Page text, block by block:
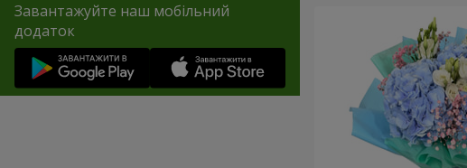
Завантажуйте наш мобільний
додаток